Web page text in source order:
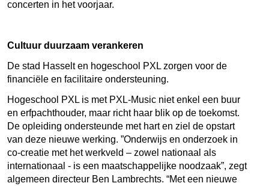
concerten in het voorjaar.
Cultuur duurzaam verankeren
De stad Hasselt en hogeschool PXL zorgen voor de
financiële en facilitaire ondersteuning.
Hogeschool PXL is met PXL-Music niet enkel een buur
en erfpachthouder, maar richt haar blik op de toekomst.
De opleiding ondersteunde met hart en ziel de opstart
van deze nieuwe werking. ”Onderwijs en onderzoek in
co-creatie met het werkveld – zowel nationaal als
internationaal - is een maatschappelijke noodzaak”, zegt
algemeen directeur Ben Lambrechts. “Met een nieuwe